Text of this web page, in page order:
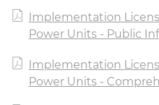
Implementation
Power Units - Public
Implementation
Power Units -